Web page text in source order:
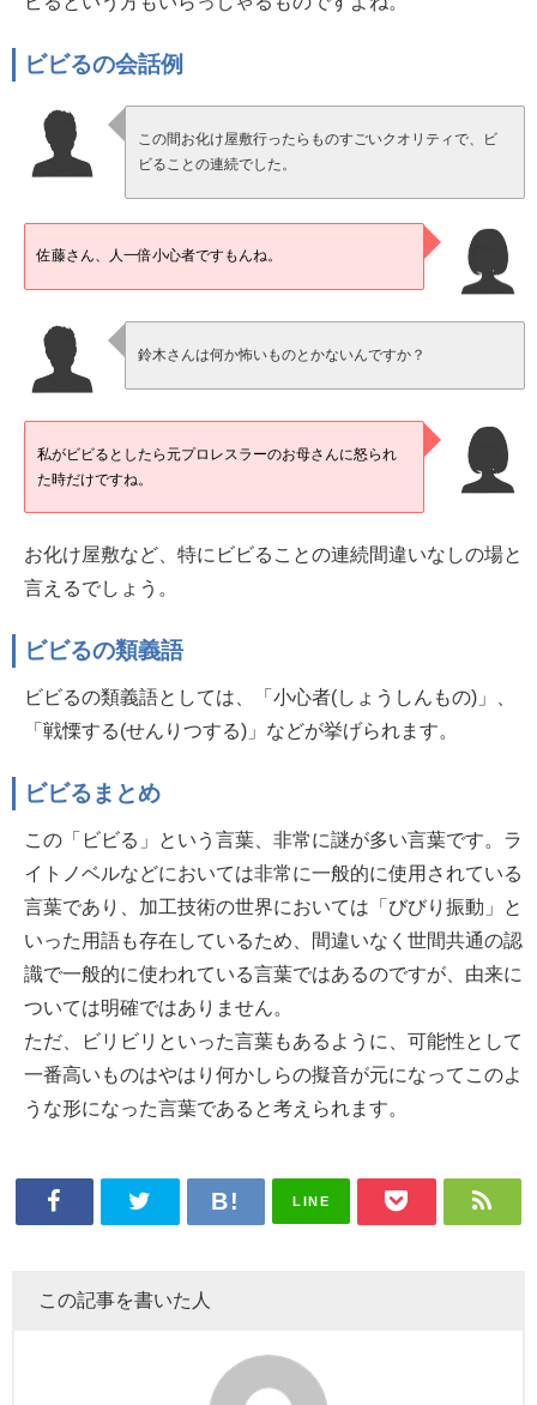
ビビるの会話例
この間お化け屋敷行ったらものすごいクオリティで、ビ
ビることの連続でした。
佐藤さん、人一倍小心者ですもんね。
鈴木さんは何か怖いものとかないんですか？
私がビビるとしたら元プロレスラーのお母さんに怒られ
た時だけですね。
お化け屋敷など、特にビビることの連続間違いなしの場と
言えるでしょう。
ビビるの類義語
ビビるの類義語としては、「小心者(しょうしんもの)」、
「戦慄する(せんりつする)」などが挙げられます。
ビビるまとめ
この「ビビる」という言葉、非常に謎が多い言葉です。ラ
イトノベルなどにおいては非常に一般的に使用されている
言葉であり、加工技術の世界においては「びびり振動」と
いった用語も存在しているため、間違いなく世間共通の認
識で一般的に使われている言葉ではあるのですが、由来に
ついては明確ではありません。
ただ、ビリビリといった言葉もあるように、可能性として
一番高いものはやはり何かしらの擬音が元になってこのよ
うな形になった言葉であると考えられます。
LINE
この記事を書いた人